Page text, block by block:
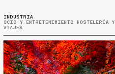
INDUSTRIA
OCIO Y ENTRETENIMIENTO HOSTELERÍA Y
VIAJES